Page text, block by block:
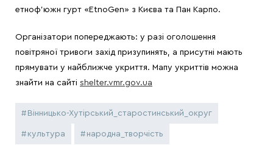
етноф’южн гурт «EtnoGen» з Києва та Пан Карпо.
Організатори попереджають: у разі оголошення
повітряної тривоги захід призупинять, а присутні мають
прямувати у найближче укриття. Мапу укриттів можна
знайти на сайті shelter.vmr.gov.ua
Вінницько-Хутірський_старостинський_округ
культура народна_творчість